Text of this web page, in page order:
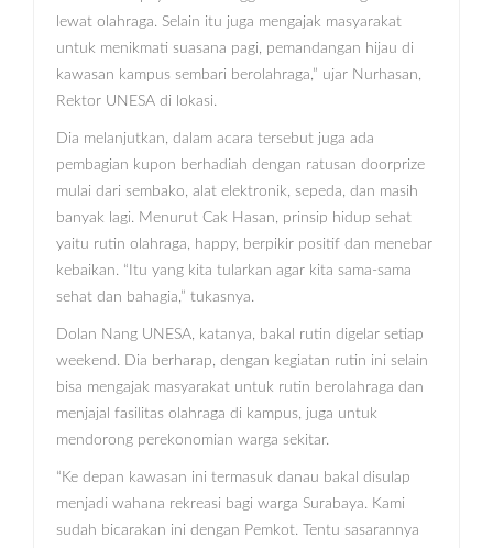
lewat olahraga. Selain itu juga mengajak masyarakat
untuk menikmati suasana pagi, pemandangan hijau di
kawasan kampus sembari berolahraga,” ujar Nurhasan,
Rektor UNESA di lokasi.
Dia melanjutkan, dalam acara tersebut juga ada
pembagian kupon berhadiah dengan ratusan doorprize
mulai dari sembako, alat elektronik, sepeda, dan masih
banyak lagi. Menurut Cak Hasan, prinsip hidup sehat
yaitu rutin olahraga, happy, berpikir positif dan menebar
kebaikan. “Itu yang kita tularkan agar kita sama-sama
sehat dan bahagia,” tukasnya.
Dolan Nang UNESA, katanya, bakal rutin digelar setiap
weekend. Dia berharap, dengan kegiatan rutin ini selain
bisa mengajak masyarakat untuk rutin berolahraga dan
menjajal fasilitas olahraga di kampus, juga untuk
mendorong perekonomian warga sekitar.
“Ke depan kawasan ini termasuk danau bakal disulap
menjadi wahana rekreasi bagi warga Surabaya. Kami
sudah bicarakan ini dengan Pemkot. Tentu sasarannya